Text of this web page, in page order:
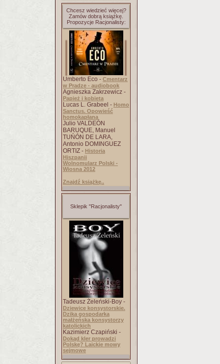
Chcesz wiedzieć więcej?
Zamów dobrą książkę.
Propozycje Racjonalisty:
Umberto Eco - Cmentarz
w Pradze - audiobook
Agnieszka Zakrzewicz -
Papież i kobieta
Lucas L. Grabeel - Homo
Sanctus. Opowieść
homokapłana
Julio VALDEÓN
BARUQUE, Manuel
TUŃÓN DE LARA,
Antonio DOMINGUEZ
ORTIZ - Historia
Hiszpanii
Wolnomularz Polski -
Wiosna 2012
Znajdź książkę..
Sklepik "Racjonalisty"
Tadeusz Żeleński-Boy -
Dziewice konsystorskie.
Dzika gospodarka
małżeńska konsystorzy
katolickich
Kazimierz Czapiński -
Dokąd kler prowadzi
Polskę? Laickie mowy
sejmowe